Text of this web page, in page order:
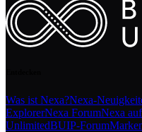
Was ist Nexa?Nexa-
ExplorerNexa ForumNexa
UnlimitedBUIP-Forum